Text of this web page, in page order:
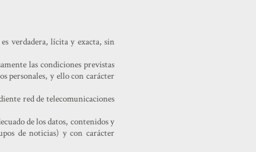
verdadera, lícita y exacta, sin
las condiciones previstas
personales, y ello con carácter
red de telecomunicaciones
de los datos, contenidos y
de noticias) y con carácter